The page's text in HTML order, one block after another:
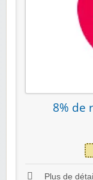
8% de
Plus de